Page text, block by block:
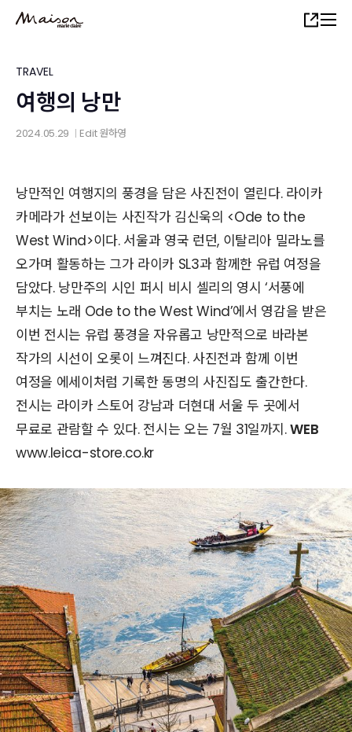
content
Share
TRAVEL
여행의 낭만
2024.05.29 Edit원하영
낭만적인 여행지의 풍경을 담은 사진전이 열린다. 라이카
카메라가 선보이는 사진작가 김신욱의 <Ode to the
West Wind>이다. 서울과 영국 런던, 이탈리아 밀라노를
오가며 활동하는 그가 라이카 SL3과 함께한 유럽 여정을
담았다. 낭만주의 시인 퍼시 비시 셀리의 영시 ‘서풍에
부치는 노래 Ode to the West Wind’에서 영감을 받은
이번 전시는 유럽 풍경을 자유롭고 낭만적으로 바라본
작가의 시선이 오롯이 느껴진다. 사진전과 함께 이번
여정을 에세이처럼 기록한 동명의 사진집도 출간한다.
전시는 라이카 스토어 강남과 더현대 서울 두 곳에서
무료로 관람할 수 있다. 전시는 오는 7월 31일까지.WEB
www.leica-store.co.kr